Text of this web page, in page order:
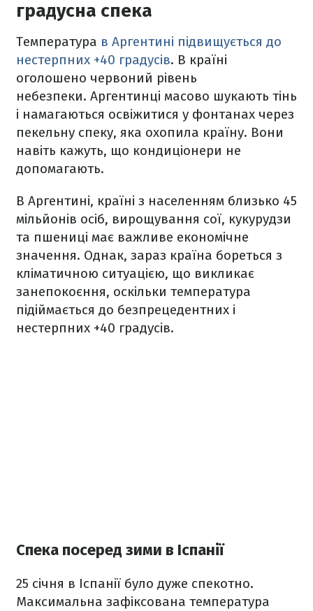
градусна спека
Температура в Аргентині підвищується до
нестерпних +40 градусів. В країні
оголошено червоний рівень
небезпеки. Аргентинці масово шукають тінь
і намагаються освіжитися у фонтанах через
пекельну спеку, яка охопила країну. Вони
навіть кажуть, що кондиціонери не
допомагають.
В Аргентині, країні з населенням близько 45
мільйонів осіб, вирощування сої, кукурудзи
та пшениці має важливе економічне
значення. Однак, зараз країна бореться з
кліматичною ситуацією, що викликає
занепокоєння, оскільки температура
підіймається до безпрецедентних і
нестерпних +40 градусів.
Спека посеред зими в Іспанії
25 січня в Іспанії було дуже спекотно.
Максимальна зафіксована температура